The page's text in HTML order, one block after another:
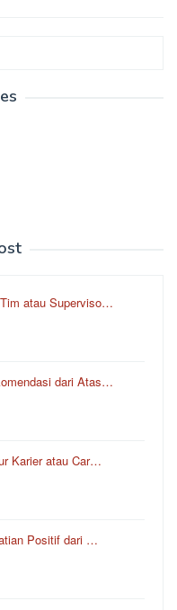
atau Superviso…
dari Atas…
Karier atau Car…
Positif dari …